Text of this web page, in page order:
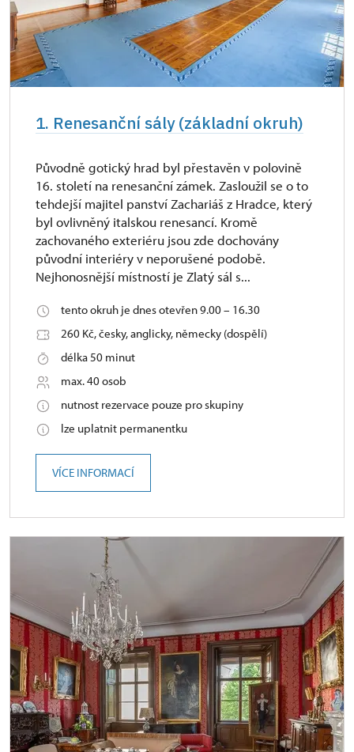
1. Renesanční sály (základní okruh)
Původně gotický hrad byl přestavěn v polovině
16. století na renesanční zámek. Zasloužil se o to
tehdejší majitel panství Zachariáš z Hradce, který
byl ovlivněný italskou renesancí. Kromě
zachovaného exteriéru jsou zde dochovány
původní interiéry v neporušené podobě.
Nejhonosnější místností je Zlatý sál s...
tento okruh je dnes otevřen 9.00 – 16.30
260 Kč, česky, anglicky, německy (dospělí)
délka 50 minut
max. 40 osob
nutnost rezervace pouze pro skupiny
lze uplatnit permanentku
VÍCE INFORMACÍ